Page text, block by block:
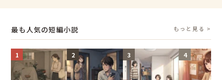
最も人気の短編小説 もっと見る >
1 2 3 4